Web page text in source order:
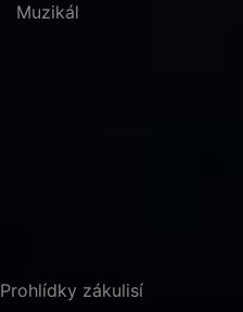
Muzikál
Prohlídky zákulisí